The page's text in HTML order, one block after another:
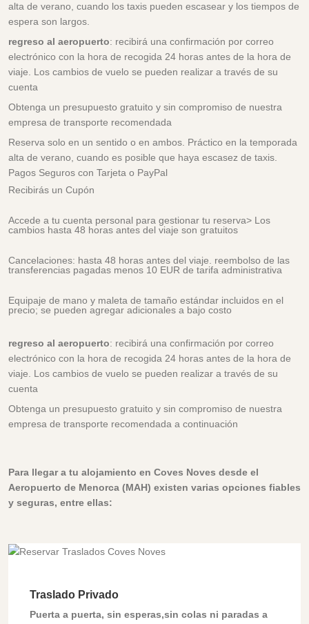
alta de verano, cuando los taxis pueden escasear y los tiempos de
espera son largos.
regreso al aeropuerto: recibirá una confirmación por correo
electrónico con la hora de recogida 24 horas antes de la hora de
viaje. Los cambios de vuelo se pueden realizar a través de su
cuenta
Obtenga un presupuesto gratuito y sin compromiso de nuestra
empresa de transporte recomendada
Reserva solo en un sentido o en ambos. Práctico en la temporada
alta de verano, cuando es posible que haya escasez de taxis.
Pagos Seguros con Tarjeta o PayPal
Recibirás un Cupón
Accede a tu cuenta personal para gestionar tu reserva> Los
cambios hasta 48 horas antes del viaje son gratuitos
Cancelaciones: hasta 48 horas antes del viaje. reembolso de las
transferencias pagadas menos 10 EUR de tarifa administrativa
Equipaje de mano y maleta de tamaño estándar incluidos en el
precio; se pueden agregar adicionales a bajo costo
regreso al aeropuerto: recibirá una confirmación por correo
electrónico con la hora de recogida 24 horas antes de la hora de
viaje. Los cambios de vuelo se pueden realizar a través de su
cuenta
Obtenga un presupuesto gratuito y sin compromiso de nuestra
empresa de transporte recomendada a continuación
Para llegar a tu alojamiento en Coves Noves desde el
Aeropuerto de Menorca (MAH) existen varias opciones fiables
y seguras, entre ellas:
Traslado Privado
Puerta a puerta, sin esperas,sin colas ni paradas a